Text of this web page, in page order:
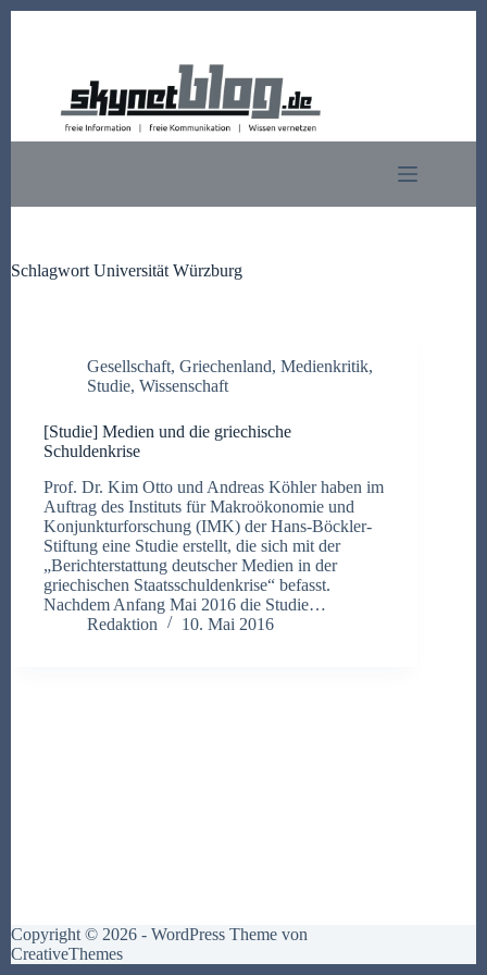
Schlagwort Universität Würzburg
Gesellschaft, Griechenland, Medienkritik,
Studie, Wissenschaft
[Studie] Medien und die griechische
Schuldenkrise
Prof. Dr. Kim Otto und Andreas Köhler haben im
Auftrag des Instituts für Makroökonomie und
Konjunkturforschung (IMK) der Hans-Böckler-
Stiftung eine Studie erstellt, die sich mit der
„Berichterstattung deutscher Medien in der
griechischen Staatsschuldenkrise“ befasst.
Nachdem Anfang Mai 2016 die Studie…
Redaktion
10. Mai 2016
Copyright © 2026 - WordPress Theme von
CreativeThemes